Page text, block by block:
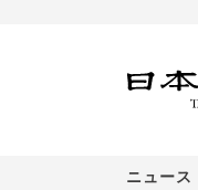
ニュース